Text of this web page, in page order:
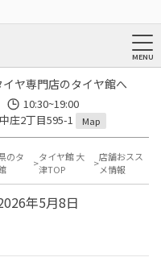
ヤ専門店のタイヤ館へ
10:30~19:00
庄2丁目595-1
Map
のタ
タイヤ館 大
津TOP
店舗おスス
メ情報
年5月8日